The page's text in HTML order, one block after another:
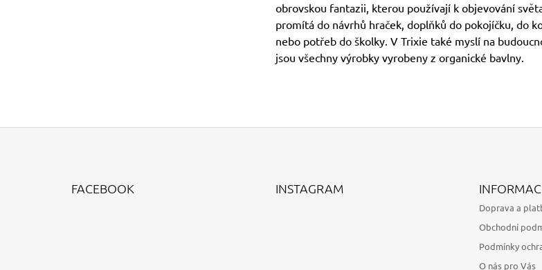
obrovskou fantazii, kterou používají k objevování
promítá do návrhů hraček, doplňků do pokojíčku, do
nebo potřeb do školky. V Trixie také myslí na
jsou všechny výrobky vyrobeny z organické bavlny.
FACEBOOK INSTAGRAM
Doprava a
Obchodní
Podmínky
O nás pro Vás